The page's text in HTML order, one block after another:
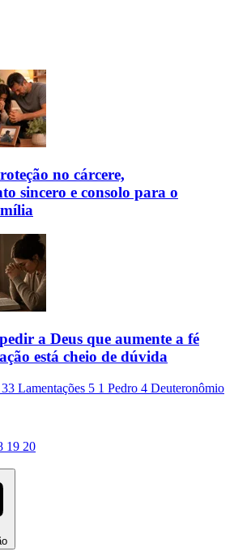
no cárcere,
sincero e consolo para o
a Deus que aumente a fé
está cheio de dúvida
Lamentações 5 1 Pedro 4 Deuteronômio
19 20